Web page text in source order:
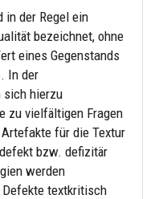
in der Regel ein
bezeichnet, ohne
eines Gegenstands
In der
hierzu
zu vielfältigen Fragen
für die Textur
bzw. defizitär
werden
textkritisch